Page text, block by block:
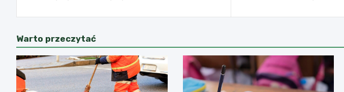
wpisu
Warto przeczytać